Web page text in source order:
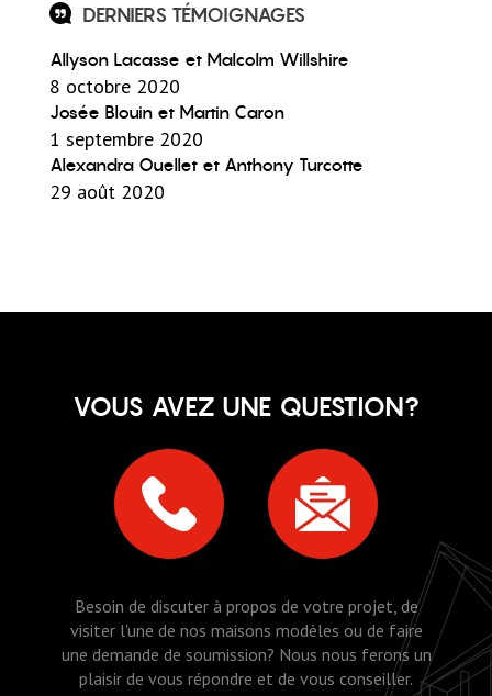
DERNIERS TÉMOIGNAGES
Allyson Lacasse et Malcolm Willshire
8 octobre 2020
Josée Blouin et Martin Caron
1 septembre 2020
Alexandra Ouellet et Anthony Turcotte
29 août 2020
VOUS AVEZ UNE QUESTION?
Besoin de discuter à propos de votre projet, de
visiter l'une de nos maisons modèles ou de faire
une demande de soumission? Nous nous ferons un
plaisir de vous répondre et de vous conseiller.